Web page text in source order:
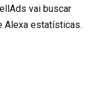
vai buscar
Alexa estatísticas.